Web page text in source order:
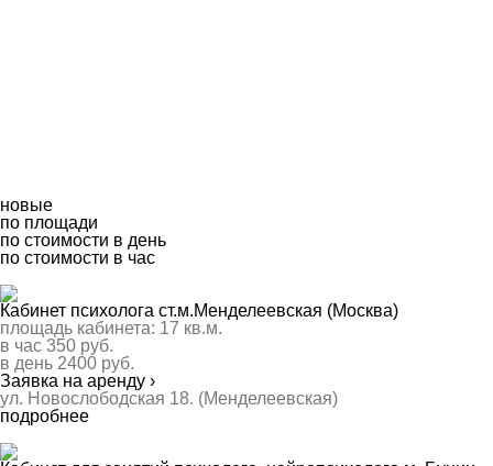
новые
по площади
по стоимости в день
по стоимости в час
Кабинет психолога ст.м.Менделеевская (Москва)
площадь кабинета: 17 кв.м.
в час 350 руб.
в день 2400 руб.
Заявка на аренду ›
ул. Новослободская 18. (Менделеевская)
подробнее